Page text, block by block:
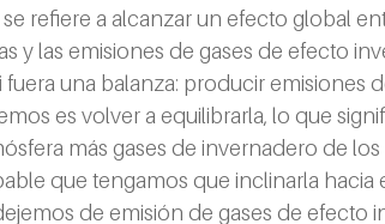
refiere a alcanzar un efecto global
y las emisiones de gases de efecto
una balanza: producir emisiones
es volver a equilibrarla, lo que
más gases de invernadero de los
que tengamos que inclinarla hacia
de emisión de gases de